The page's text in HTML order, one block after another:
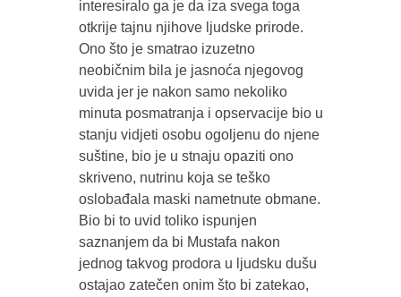
interesiralo ga je da iza svega toga
otkrije tajnu njihove ljudske prirode.
Ono što je smatrao izuzetno
neobičnim bila je jasnoća njegovog
uvida jer je nakon samo nekoliko
minuta posmatranja i opservacije bio u
stanju vidjeti osobu ogoljenu do njene
suštine, bio je u stnaju opaziti ono
skriveno, nutrinu koja se teško
oslobađala maski nametnute obmane.
Bio bi to uvid toliko ispunjen
saznanjem da bi Mustafa nakon
jednog takvog prodora u ljudsku dušu
ostajao zatečen onim što bi zatekao,